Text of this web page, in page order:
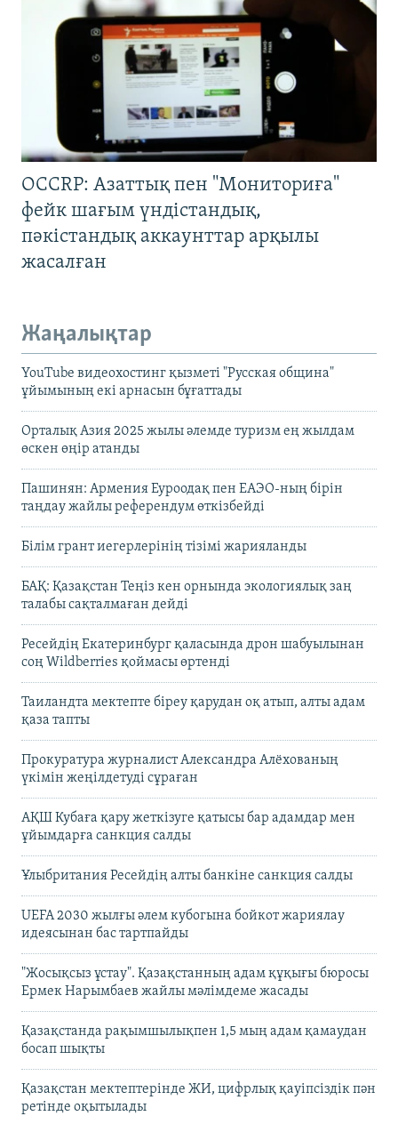
OCCRP: Азаттық пен "Мониториға"
фейк шағым үндістандық,
пәкістандық аккаунттар арқылы
жасалған
Жаңалықтар
YouTube видеохостинг қызметі "Русская община"
ұйымының екі арнасын бұғаттады
Орталық Азия 2025 жылы әлемде туризм ең жылдам
өскен өңір атанды
Пашинян: Армения Еуроодақ пен ЕАЭО-ның бірін
таңдау жайлы референдум өткізбейді
Білім грант иегерлерінің тізімі жарияланды
БАҚ: Қазақстан Теңіз кен орнында экологиялық заң
талабы сақталмаған дейді
Ресейдің Екатеринбург қаласында дрон шабуылынан
соң Wildberries қоймасы өртенді
Таиландта мектепте біреу қарудан оқ атып, алты адам
қаза тапты
Прокуратура журналист Александра Алёхованың
үкімін жеңілдетуді сұраған
АҚШ Кубаға қару жеткізуге қатысы бар адамдар мен
ұйымдарға санкция салды
Ұлыбритания Ресейдің алты банкіне санкция салды
UEFA 2030 жылғы әлем кубогына бойкот жариялау
идеясынан бас тартпайды
"Жосықсыз ұстау". Қазақстанның адам құқығы бюросы
Ермек Нарымбаев жайлы мәлімдеме жасады
Қазақстанда рақымшылықпен 1,5 мың адам қамаудан
босап шықты
Қазақстан мектептерінде ЖИ, цифрлық қауіпсіздік пән
ретінде оқытылады